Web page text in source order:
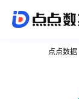
点点数据